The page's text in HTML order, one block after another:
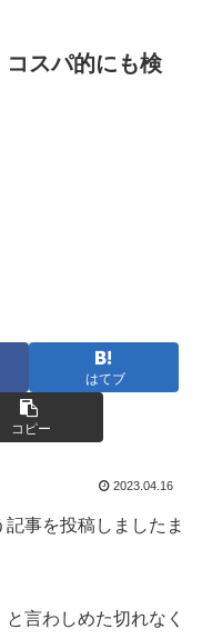
スパ的にも検
はてブ
コピー
2023.04.16
事を投稿しましたま
言わしめた切れなく